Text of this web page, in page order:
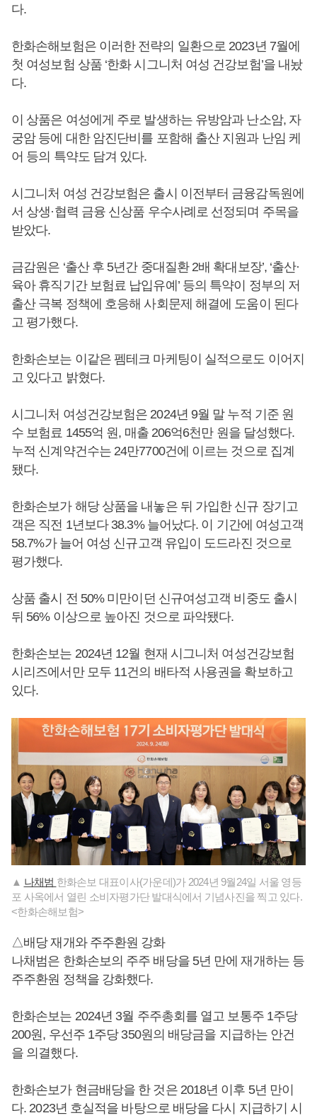
다.
한화손해보험은 이러한 전략의 일환으로 2023년 7월에
첫 여성보험 상품 ‘한화 시그니처 여성 건강보험’을 내놨
다.
이 상품은 여성에게 주로 발생하는 유방암과 난소암, 자
궁암 등에 대한 암진단비를 포함해 출산 지원과 난임 케
어 등의 특약도 담겨 있다.
시그니처 여성 건강보험은 출시 이전부터 금융감독원에
서 상생·협력 금융 신상품 우수사례로 선정되며 주목을
받았다.
금감원은 ‘출산 후 5년간 중대질환 2배 확대보장’, ‘출산·
육아 휴직기간 보험료 납입유예’ 등의 특약이 정부의 저
출산 극복 정책에 호응해 사회문제 해결에 도움이 된다
고 평가했다.
한화손보는 이같은 펨테크 마케팅이 실적으로도 이어지
고 있다고 밝혔다.
시그니처 여성건강보험은 2024년 9월 말 누적 기준 원
수 보험료 1455억 원, 매출 206억6천만 원을 달성했다.
누적 신계약건수는 24만7700건에 이르는 것으로 집계
됐다.
한화손보가 해당 상품을 내놓은 뒤 가입한 신규 장기고
객은 직전 1년보다 38.3% 늘어났다. 이 기간에 여성고객
58.7%가 늘어 여성 신규고객 유입이 도드라진 것으로
평가했다.
상품 출시 전 50% 미만이던 신규여성고객 비중도 출시
뒤 56% 이상으로 높아진 것으로 파악됐다.
한화손보는 2024년 12월 현재 시그니처 여성건강보험
시리즈에서만 모두 11건의 배타적 사용권을 확보하고
있다.
▲ 나채범 한화손보 대표이사(가운데)가 2024년 9월24일 서울 영등
포 사옥에서 열린 소비자평가단 발대식에서 기념사진을 찍고 있다.
<한화손해보험>
△배당 재개와 주주환원 강화
나채범은 한화손보의 주주 배당을 5년 만에 재개하는 등
주주환원 정책을 강화했다.
한화손보는 2024년 3월 주주총회를 열고 보통주 1주당
200원, 우선주 1주당 350원의 배당금을 지급하는 안건
을 의결했다.
한화손보가 현금배당을 한 것은 2018년 이후 5년 만이
다. 2023년 호실적을 바탕으로 배당을 다시 지급하기 시